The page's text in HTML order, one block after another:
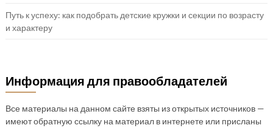
Путь к успеху: как подобрать детские кружки и секции по возрасту
и характеру
Информация для правообладателей
Все материалы на данном сайте взяты из открытых источников —
имеют обратную ссылку на материал в интернете или присланы